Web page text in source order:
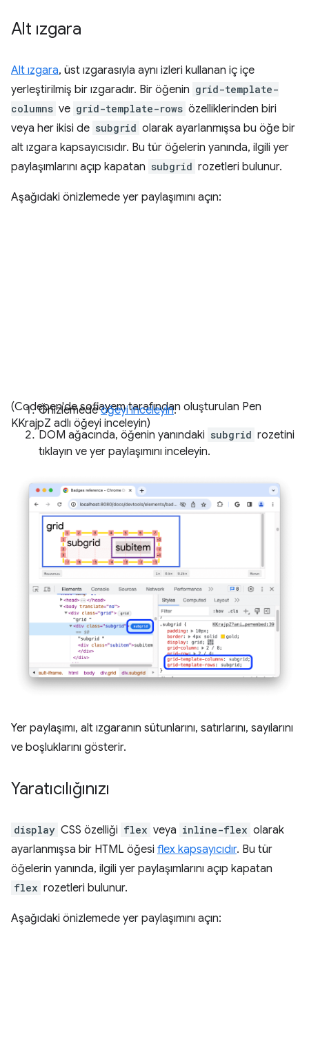
Alt ızgara
Alt ızgara, üst ızgarasıyla aynı izleri kullanan iç içe
yerleştirilmiş bir ızgaradır. Bir öğenin grid-template-
columns ve grid-template-rows özelliklerinden biri
veya her ikisi de subgrid olarak ayarlanmışsa bu öğe bir
alt ızgara kapsayıcısıdır. Bu tür öğelerin yanında, ilgili yer
paylaşımlarını açıp kapatan subgrid rozetleri bulunur.
Aşağıdaki önizlemede yer paylaşımını açın:
(Codepen'de sofiayem tarafından oluşturulan Pen
KKrajpZ adlı öğeyi inceleyin)
Önizlemedeöğeyi inceleyin.
DOM ağacında, öğenin yanındaki subgrid rozetini
tıklayın ve yer paylaşımını inceleyin.
Yer paylaşımı, alt ızgaranın sütunlarını, satırlarını, sayılarını
ve boşluklarını gösterir.
Yaratıcılığınızı
display CSS özelliği flex veya inline-flex olarak
ayarlanmışsa bir HTML öğesi flex kapsayıcıdır. Bu tür
öğelerin yanında, ilgili yer paylaşımlarını açıp kapatan
flex rozetleri bulunur.
Aşağıdaki önizlemede yer paylaşımını açın: